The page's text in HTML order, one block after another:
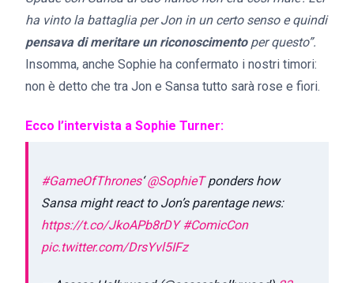
ha vinto la battaglia per Jon in un certo senso e quindi
pensava di meritare un riconoscimentoper questo”.
Insomma, anche Sophie ha confermato i nostri timori:
non è detto che tra Jon e Sansa tutto sarà rose e fiori.
Ecco l’intervista a Sophie Turner:
#GameOfThrones‘@SophieTponders how
Sansa might react to Jon’s parentage news:
https://t.co/JkoAPb8rDY #ComicCon
pic.twitter.com/DrsYvl5IFz